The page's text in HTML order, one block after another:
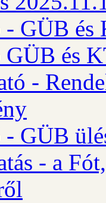
GÜB és
és
-
GÜB
- a